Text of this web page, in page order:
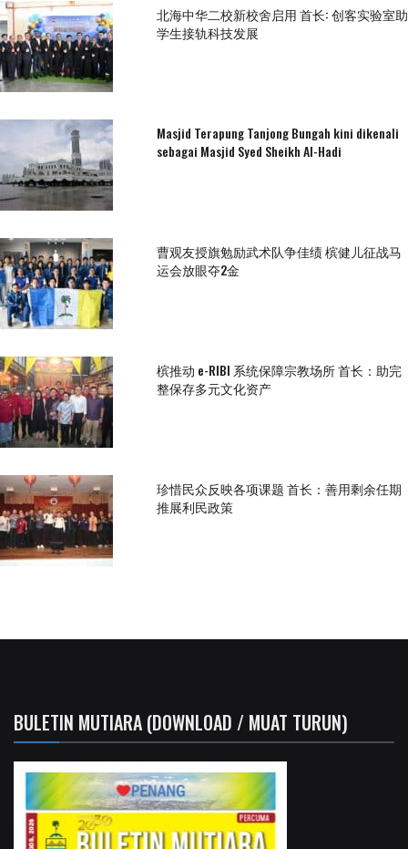
北海中华二校新校舍启用 首长: 创客实验室助
学生接轨科技发展
Masjid Terapung Tanjong Bungah kini dikenali
sebagai Masjid Syed Sheikh Al-Hadi
曹观友授旗勉励武术队争佳绩 槟健儿征战马
运会放眼夺2金
槟推动 e-RIBI 系统保障宗教场所 首长：助完
整保存多元文化资产
珍惜民众反映各项课题 首长：善用剩余任期
推展利民政策
BULETIN MUTIARA (DOWNLOAD / MUAT TURUN)